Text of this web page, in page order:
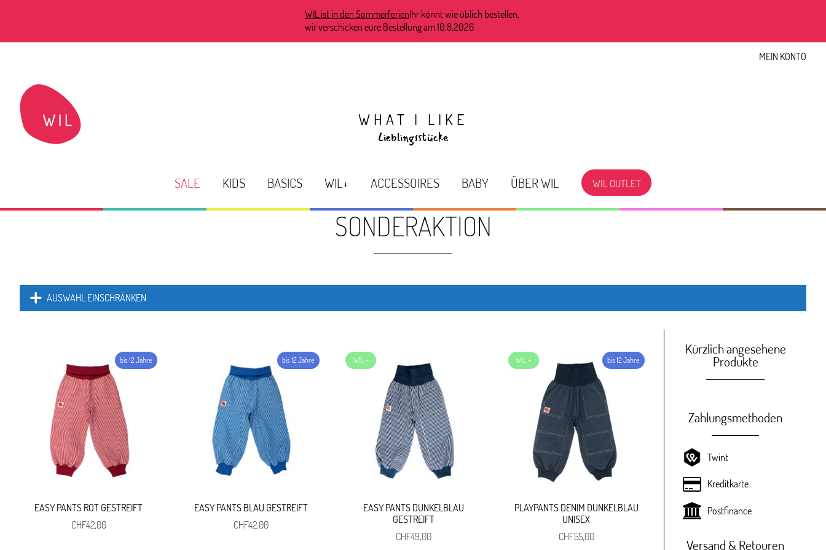
WIL ist in den SommerferienIhr könnt wie üblich bestellen,
wir verschicken eure Bestellung am 10.8.2026
MEIN KONTO
WHAT I LIKE
Lieblingsstücke
SALE KIDS BASICS WIL+ ACCESSOIRES BABY ÜBER WIL WIL OUTLET
SONDERAKTION
AUSWAHL EINSCHRÄNKEN
EASY PANTS ROT GESTREIFT
CHF42,00
EASY PANTS BLAU GESTREIFT
CHF42,00
EASY PANTS DUNKELBLAU
GESTREIFT
CHF49,00
PLAYPANTS DENIM DUNKELBLAU
UNISEX
CHF55,00
Kürzlich angesehene
Produkte
Zahlungsmethoden
Twint
Kreditkarte
Postfinance
Versand & Retouren